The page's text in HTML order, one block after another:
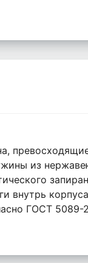
из
внутрь
ГОСТ 5089-